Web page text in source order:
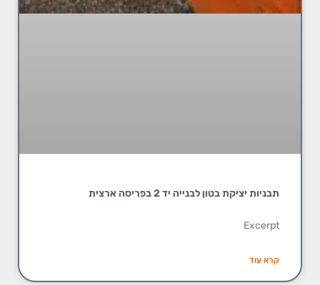
תבניות יציקת בטון לבנייה יד 2 בפריסה ארצית
Excerpt
קרא עוד